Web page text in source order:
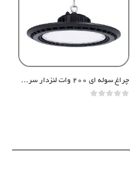
چراغ سوله‌ ای ۲۰۰ وات لنزدار سری بتا